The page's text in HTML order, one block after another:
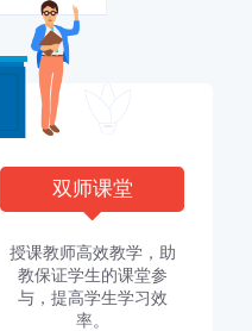
双师课堂
授课教师高效教学，助
教保证学生的课堂参
与，提高学生学习效
率。